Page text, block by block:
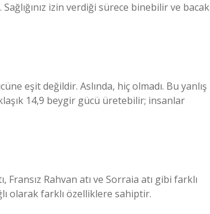
izin verdiği sürece binebilir ve bacak
eşit değildir. Aslında, hiç olmadı. Bu yanlış
14,9 beygir gücü üretebilir; insanlar
Fransız Rahvan atı ve Sorraia atı gibi farklı
olarak farklı özelliklere sahiptir.